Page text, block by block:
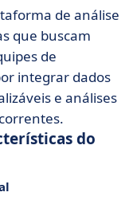
de análise
que buscam
de
integrar dados
e análises
do